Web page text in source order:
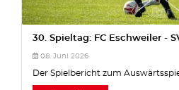
30. Spieltag: FC Eschweiler -
08. Juni 2026
Der Spielbericht zum